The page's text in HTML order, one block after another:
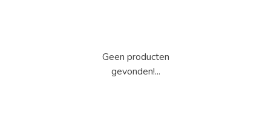
Geen producten
gevonden!...